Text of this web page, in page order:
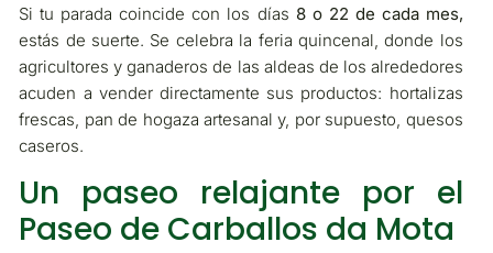
Si tu parada coincide con los días 8 o 22 de cada mes,
estás de suerte. Se celebra la feria quincenal, donde los
agricultores y ganaderos de las aldeas de los alrededores
acuden a vender directamente sus productos: hortalizas
frescas, pan de hogaza artesanal y, por supuesto, quesos
caseros.
Un paseo relajante por el
Paseo de Carballos da Mota